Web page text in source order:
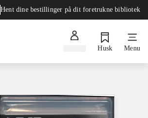
Hent dine bestillinger på dit foretrukne bibliotek
Husk Menu